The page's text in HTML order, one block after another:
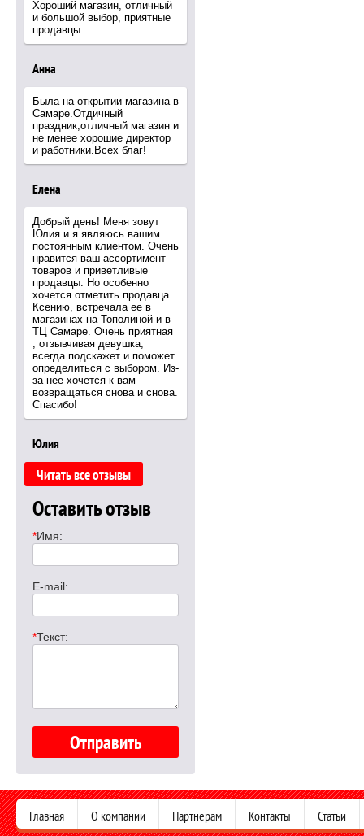
Хороший магазин, отличный
и большой выбор, приятные
продавцы.
Анна
Была на открытии магазина в
Самаре.Отдичный
праздник,отличный магазин и
не менее хорошие директор
и работники.Всех благ!
Елена
Добрый день! Меня зовут
Юлия и я являюсь вашим
постоянным клиентом. Очень
нравится ваш ассортимент
товаров и приветливые
продавцы. Но особенно
хочется отметить продавца
Ксению, встречала ее в
магазинах на Тополиной и в
ТЦ Самаре. Очень приятная
, отзывчивая девушка,
всегда подскажет и поможет
определиться с выбором. Из-
за нее хочется к вам
возвращаться снова и снова.
Спасибо!
Юлия
Читать все отзывы
Оставить отзыв
*Имя:
E-mail:
*Текст:
Главная О компании Партнерам Контакты Статьи